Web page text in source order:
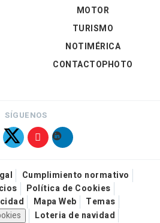
MOTOR
TURISMO
NOTIMÉRICA
CONTACTOPHOTO
SÍGUENOS
Cumplimiento normativo
Política de Cookies
Mapa Web
Temas
Loteria de navidad